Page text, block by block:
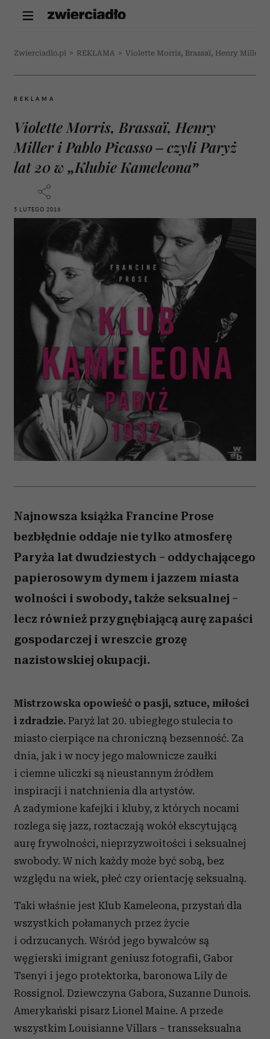
Zwierciadlo.pl > REKLAMA > Violette Morris, Brassaï, Henry Miller i
REKLAMA
Violette Morris, Brassaï, Henry
Miller i Pablo Picasso – czyli Paryż
lat 20 w „Klubie Kameleona”
5 LUTEGO 2016
Najnowsza książka Francine Prose
bezbłędnie oddaje nie tylko atmosferę
Paryża lat dwudziestych – oddychającego
papierosowym dymem i jazzem miasta
wolności i swobody, także seksualnej –
lecz również przygnębiającą aurę zapaści
gospodarczej i wreszcie grozę
nazistowskiej okupacji.
Mistrzowska opowieść o pasji, sztuce, miłości
i zdradzie. Paryż lat 20. ubiegłego stulecia to
miasto cierpiące na chroniczną bezsenność. Za
dnia, jak i w nocy jego malownicze zaułki
i ciemne uliczki są nieustannym źródłem
inspiracji i natchnienia dla artystów.
A zadymione kafejki i kluby, z których nocami
rozlega się jazz, roztaczają wokół ekscytującą
aurę frywolności, nieprzyzwoitości i seksualnej
swobody. W nich każdy może być sobą, bez
względu na wiek, płeć czy orientację seksualną.
Taki właśnie jest Klub Kameleona, przystań dla
wszystkich połamanych przez życie
i odrzucanych. Wśród jego bywalców są
węgierski imigrant geniusz fotografii, Gabor
Tsenyi i jego protektorka, baronowa Lily de
Rossignol. Dziewczyna Gabora, Suzanne Dunois.
Amerykański pisarz Lionel Maine. A przede
wszystkim Louisianne Villars – transseksualna